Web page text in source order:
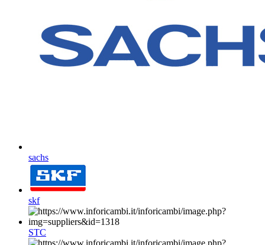
sachs
skf
STC